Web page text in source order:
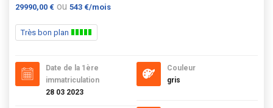
29990,00 € ou 543 €/mois
Très bon plan
Date de la 1ère
immatriculation
28 03 2023
Couleur
gris